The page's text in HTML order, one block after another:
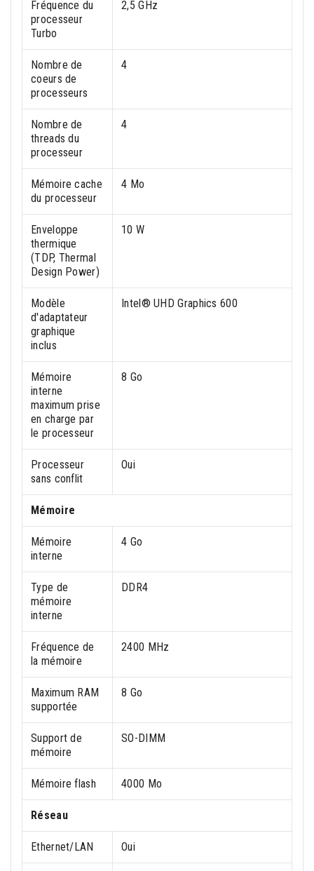
Fréquence du
processeur
Turbo
2,5 GHz
Nombre de
coeurs de
processeurs
4
Nombre de
threads du
processeur
4
Mémoire cache
du processeur
4 Mo
Enveloppe
thermique
(TDP, Thermal
Design Power)
10 W
Modèle
d'adaptateur
graphique
inclus
Intel® UHD Graphics 600
Mémoire
interne
maximum prise
en charge par
le processeur
8 Go
Processeur
sans conflit
Oui
Mémoire
Mémoire
interne
4 Go
Type de
mémoire
interne
DDR4
Fréquence de
la mémoire
2400 MHz
Maximum RAM
supportée
8 Go
Support de
mémoire
SO-DIMM
Mémoire flash 4000 Mo
Réseau
Ethernet/LAN Oui